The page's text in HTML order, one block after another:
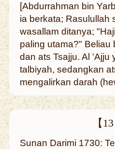
[Abdurrahman bin
ia berkata; Rasulullah
wasallam ditanya;
paling utama?" Beliau
dan ats Tsajju. Al 'Ajju
talbiyah, sedangkan
mengalirkan darah
【13
Sunan Darimi 1730: